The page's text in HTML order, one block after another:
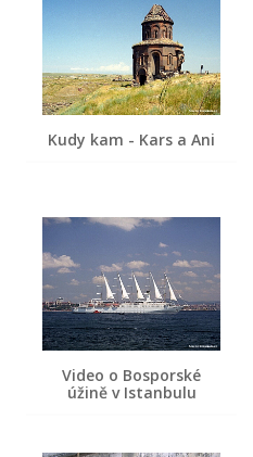
Kudy kam - Kars a Ani
Video o Bosporské
úžině v Istanbulu